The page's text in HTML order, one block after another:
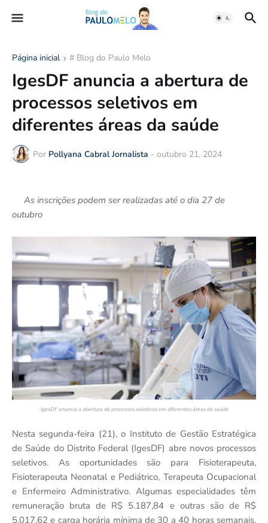
Página inicial # Blog do Paulo Melo
IgesDF anuncia a abertura de
processos seletivos em
diferentes áreas da saúde
Por Pollyana Cabral Jornalista - outubro 21, 2024
As inscrições podem ser realizadas até o dia 27 de
outubro
IgesDF anuncia a abertura de processos seletivos em diferentes áreas da saúde
Nesta segunda-feira (21), o Instituto de Gestão Estratégica
de Saúde do Distrito Federal (IgesDF) abre novos processos
seletivos. As oportunidades são para Fisioterapeuta,
Fisioterapeuta Neonatal e Pediátrico, Terapeuta Ocupacional
e Enfermeiro Administrativo. Algumas especialidades têm
remuneração bruta de R$ 5.187,84 e outras são de R$
5.017,62 e carga horária mínima de 30 a 40 horas semanais.